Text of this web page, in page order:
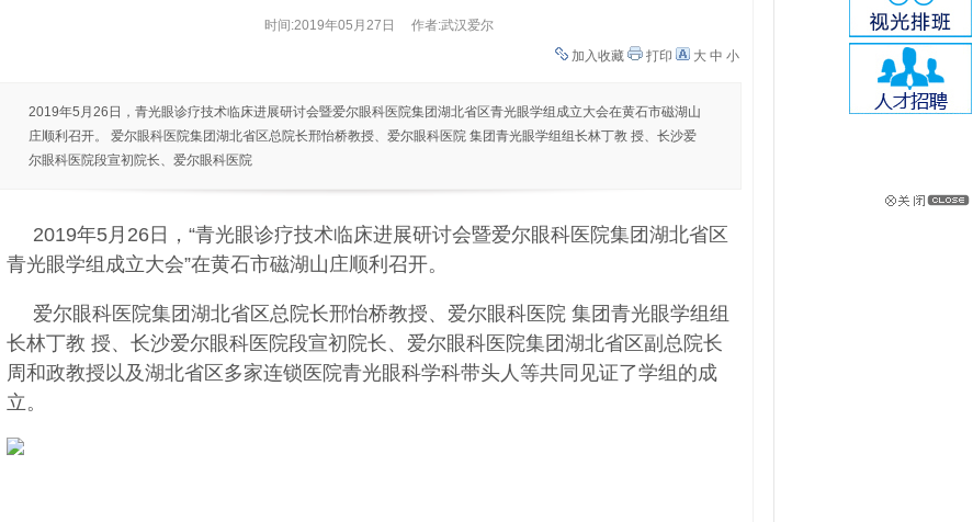
时间:2019年05月27日
作者:武汉爱尔
加入收藏
打印 大 中 小
2019年5月26日，青光眼诊疗技术临床进展研讨会暨爱尔眼科医院集团湖北省区青光眼学组成立大会在黄石市磁湖山
庄顺利召开。 爱尔眼科医院集团湖北省区总院长邢怡桥教授、爱尔眼科医院 集团青光眼学组组长林丁教 授、长沙爱
尔眼科医院段宣初院长、爱尔眼科医院
2019年5月26日，“青光眼诊疗技术临床进展研讨会暨爱尔眼科医院集团湖北省区
青光眼学组成立大会”在黄石市磁湖山庄顺利召开。
爱尔眼科医院集团湖北省区总院长邢怡桥教授、爱尔眼科医院 集团青光眼学组组
长林丁教 授、长沙爱尔眼科医院段宣初院长、爱尔眼科医院集团湖北省区副总院长
周和政教授以及湖北省区多家连锁医院青光眼科学科带头人等共同见证了学组的成
立。